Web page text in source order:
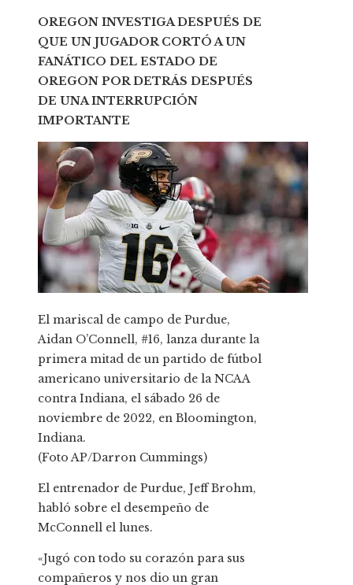
OREGON INVESTIGA DESPUÉS DE
QUE UN JUGADOR CORTÓ A UN
FANÁTICO DEL ESTADO DE
OREGON POR DETRÁS DESPUÉS
DE UNA INTERRUPCIÓN
IMPORTANTE
El mariscal de campo de Purdue,
Aidan O’Connell, #16, lanza durante la
primera mitad de un partido de fútbol
americano universitario de la NCAA
contra Indiana, el sábado 26 de
noviembre de 2022, en Bloomington,
Indiana.
(Foto AP/Darron Cummings)
El entrenador de Purdue, Jeff Brohm,
habló sobre el desempeño de
McConnell el lunes.
«Jugó con todo su corazón para sus
compañeros y nos dio un gran